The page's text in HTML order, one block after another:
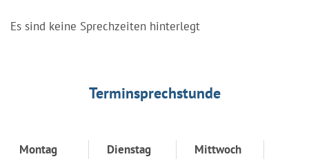
Es sind keine Sprechzeiten hinterlegt
Terminsprechstunde
Montag
Dienstag
Mittwoch